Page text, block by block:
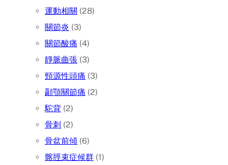
運動相關 (28)
關節炎 (3)
關節酸痛 (4)
靜脈曲張 (3)
頸源性頭痛 (3)
顳顎關節痛 (2)
駝背 (2)
骨刺 (2)
骨盆前傾 (6)
髂脛束症候群 (1)